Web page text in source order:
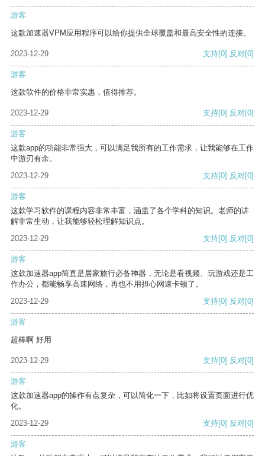
游客
这款加速器VPM应用程序可以给你提供全球覆盖和最高安全性的连接。
2023-12-29 支持[0] 反对[0]
游客
这款软件的价格非常实惠，值得推荐。
2023-12-29 支持[0] 反对[0]
游客
这款app的功能非常强大，可以满足我所有的工作需求，让我能够在工作
中游刃有余。
2023-12-29
支持[0] 反对[0]
游客
这款学习软件的课程内容非常丰富，涵盖了各个学科的知识。老师的讲
解非常生动，让我能够轻松理解知识点。
2023-12-29
支持[0] 反对[0]
游客
这款加速器app简直是居家旅行必备神器，无论是看视频、玩游戏还是工
作办公，都能畅享高速网络，再也不用担心网速卡顿了。
2023-12-29
支持[0] 反对[0]
游客
超棒啊 好用
2023-12-29 支持[0] 反对[0]
游客
这款加速器app的操作有点复杂，可以简化一下，比如将设置页面进行优
化。
2023-12-29
支持[0] 反对[0]
游客